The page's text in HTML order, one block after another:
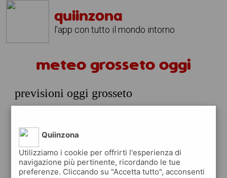
quiinzona
l'app con tutto il mondo intorno
meteo grosseto oggi
previsioni oggi grosseto
giovedi 06 agosto
prossime ore
12:00
sereno
35° min36° max
50 % 5.24 km/h 0 %
Quiinzona
Utilizziamo i cookie per offrirti l'esperienza di
navigazione più pertinente, ricordando le tue
preferenze. Cliccando su "Accetta tutto", acconsenti